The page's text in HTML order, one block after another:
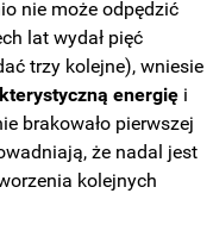
nie może odpędzić
lat wydał pięć
trzy kolejne), wniesie
energię i
brakowało pierwszej
że nadal jest
kolejnych